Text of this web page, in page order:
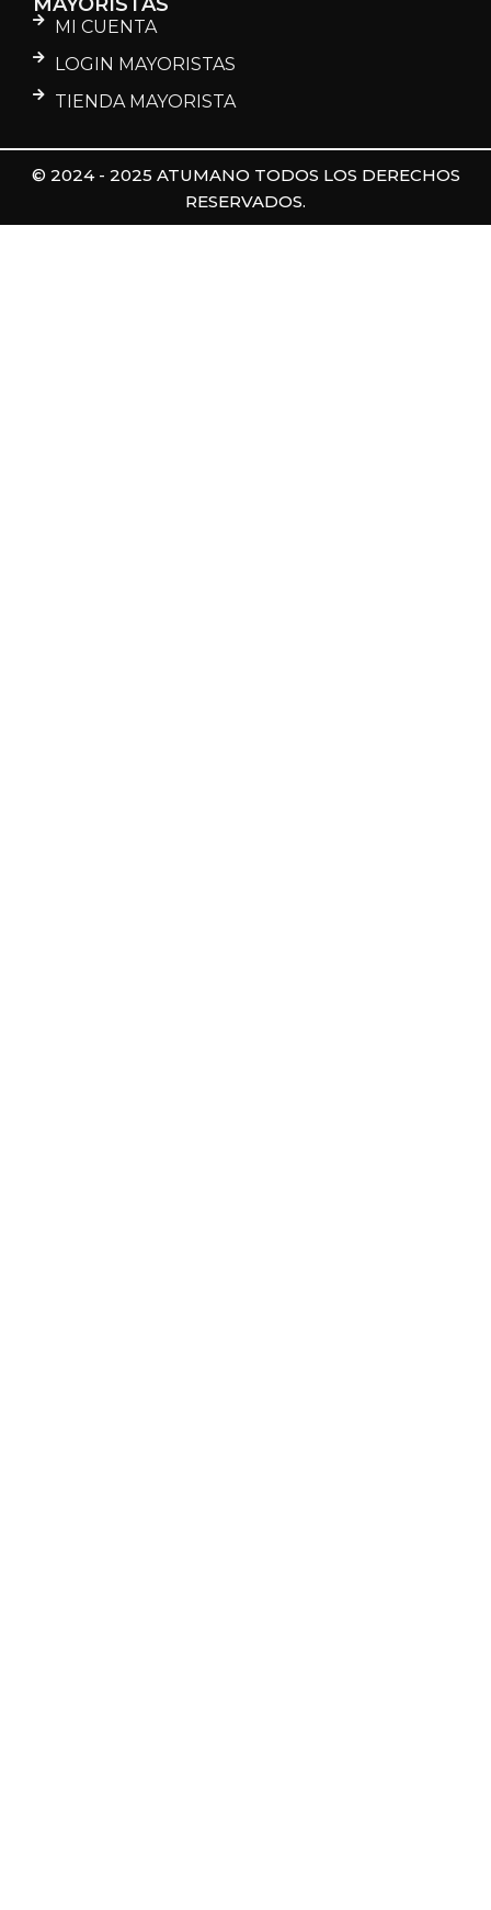
MI CUENTA
LOGIN MAYORISTAS
TIENDA MAYORISTA
© 2024 - 2025 ATUMANO TODOS LOS DERECHOS
RESERVADOS.